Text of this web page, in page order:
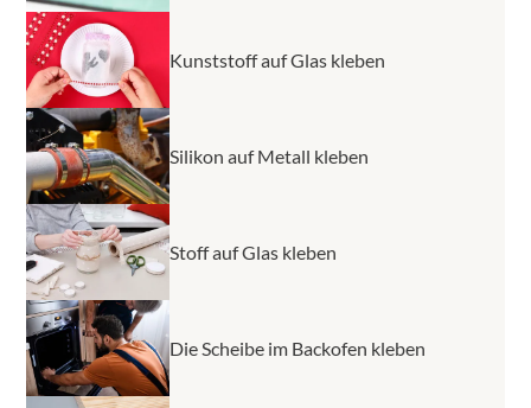
Kunststoff auf Glas kleben
Silikon auf Metall kleben
Stoff auf Glas kleben
Die Scheibe im Backofen kleben